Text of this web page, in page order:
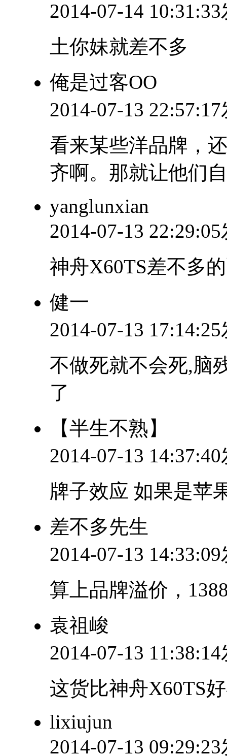
2014-07-14
土你妹就差不多
俺是过客OO
2014-07-13
看来某些洋品牌，
齐啊。那就让他们
yanglunxian
2014-07-13
神舟X60TS差不多
健一
2014-07-13
不做死就不会死,脑
了
【半生不熟】
2014-07-13
牌子效应 如果是苹
差不多先生
2014-07-13
算上品牌溢价，
袁祖峻
2014-07-13
这货比神舟X60TS
lixiujun
2014-07-13